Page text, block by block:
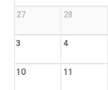
27 28
3 4
10 11